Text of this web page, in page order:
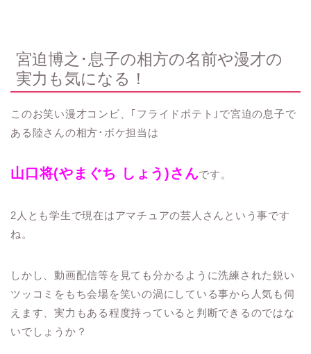
宮迫博之･息子の相方の名前や漫才の
実力も気になる！
このお笑い漫才コンビ、｢フライドポテト｣で宮迫の息子で
ある陸さんの相方･ボケ担当は
山口将(やまぐち しょう)さんです。
2人とも学生で現在はアマチュアの芸人さんという事です
ね。
しかし、動画配信等を見ても分かるように洗練された鋭い
ツッコミをもち会場を笑いの渦にしている事から人気も伺
えます、実力もある程度持っていると判断できるのではな
いでしょうか？